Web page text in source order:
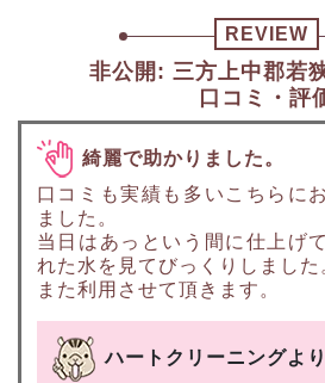
REVIEW
非公開: 三方上中郡若
口コミ・評
綺麗で助かりました。
口コミも実績も多いこちらに
ました。
当日はあっという間に仕上げ
れた水を見てびっくりしました
また利用させて頂きます。
ハートクリーニングより